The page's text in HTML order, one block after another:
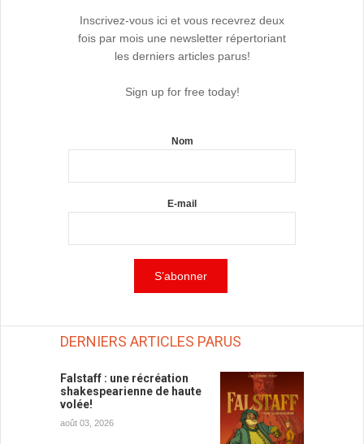
Inscrivez-vous ici et vous recevrez deux
fois par mois une newsletter répertoriant
les derniers articles parus!
Sign up for free today!
Nom
E-mail
DERNIERS ARTICLES PARUS
Falstaff : une récréation
shakespearienne de haute
volée!
août 03, 2026